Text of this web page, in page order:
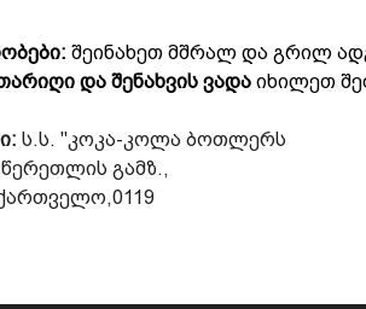
შეინახეთ მშრალ და გრილ
და შენახვის ვადა იხილეთ
: ს.ს. "კოკა-კოლა ბოთლერს
წერეთლის გამზ.,
,0119